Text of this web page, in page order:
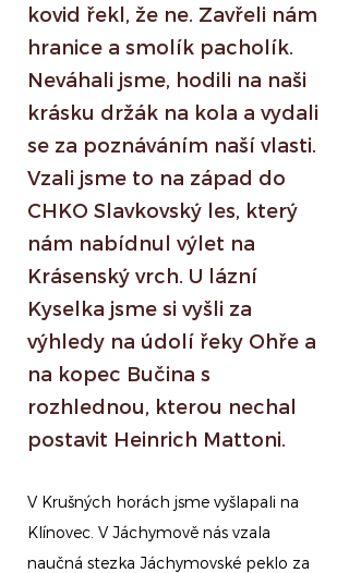
kovid řekl, že ne. Zavřeli nám
hranice a smolík pacholík.
Neváhali jsme, hodili na naši
krásku držák na kola a vydali
se za poznáváním naší vlasti.
Vzali jsme to na západ do
CHKO Slavkovský les, který
nám nabídnul výlet na
Krásenský vrch. U lázní
Kyselka jsme si vyšli za
výhledy na údolí řeky Ohře a
na kopec Bučina s
rozhlednou, kterou nechal
postavit Heinrich Mattoni.
V Krušných horách jsme vyšlapali na
Klínovec. V Jáchymově nás vzala
naučná stezka Jáchymovské peklo za